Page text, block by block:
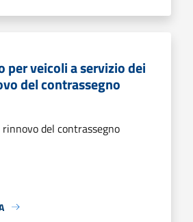
per veicoli a servizio dei
del contrassegno
del contrassegno